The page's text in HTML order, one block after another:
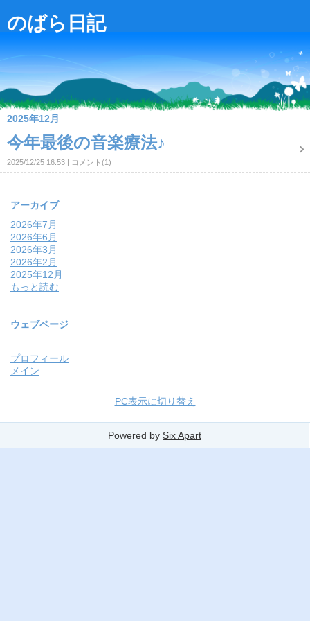
のばら日記
2025年12月
今年最後の音楽療法♪
2025/12/25 16:53 コメント(1)
アーカイブ
2026年7月
2026年6月
2026年3月
2026年2月
2025年12月
もっと読む
ウェブページ
プロフィール
メイン
PC表示に切り替え
Powered by Six Apart